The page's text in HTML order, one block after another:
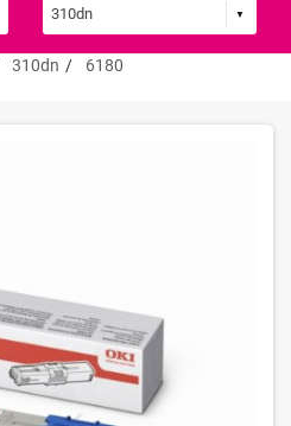
310dn
6180